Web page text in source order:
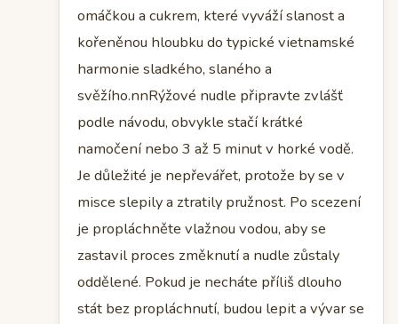
omáčkou a cukrem, které vyváží slanost a
kořeněnou hloubku do typické vietnamské
harmonie sladkého, slaného a
svěžího.nnRýžové nudle připravte zvlášť
podle návodu, obvykle stačí krátké
namočení nebo 3 až 5 minut v horké vodě.
Je důležité je nepřevářet, protože by se v
misce slepily a ztratily pružnost. Po scezení
je propláchněte vlažnou vodou, aby se
zastavil proces změknutí a nudle zůstaly
oddělené. Pokud je necháte příliš dlouho
stát bez propláchnutí, budou lepit a vývar se